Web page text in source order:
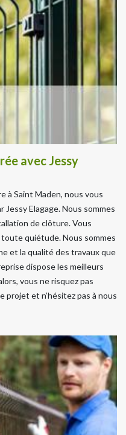
avec Jessy
à Saint Maden, nous vous
Elagage. Nous sommes
de clôture. Vous
quiétude. Nous sommes
et la qualité des travaux que
dispose les meilleurs
vous ne risquez pas
projet et n’hésitez pas à nous